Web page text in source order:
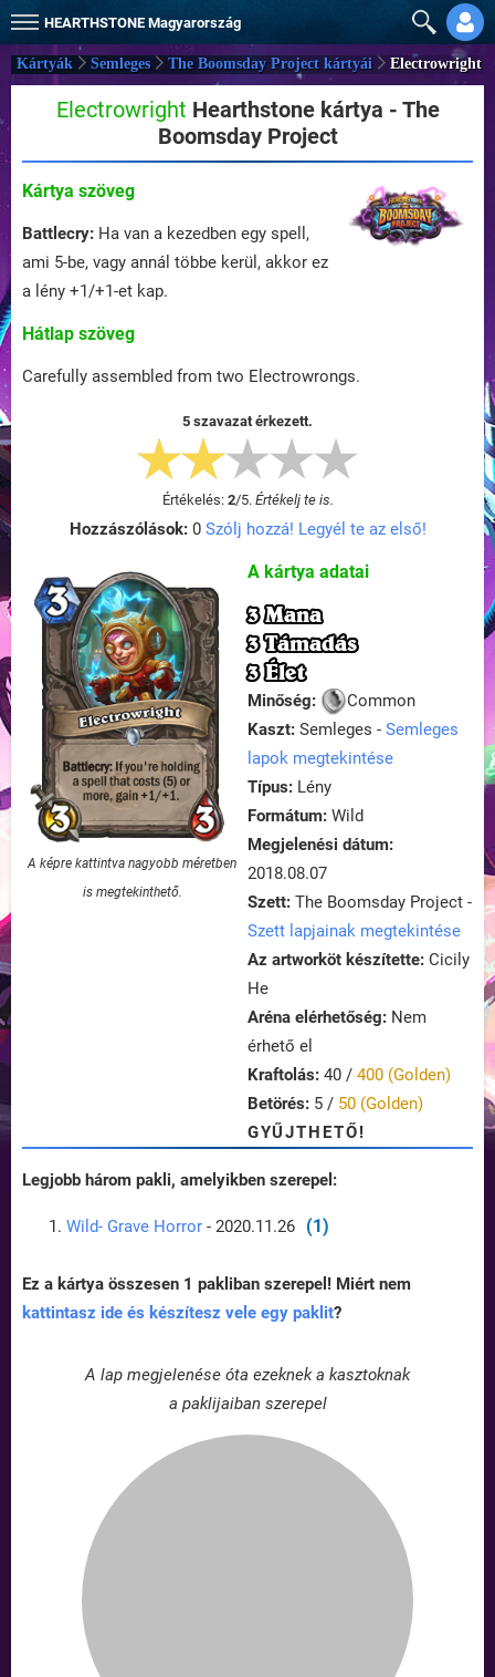
HEARTHSTONE Magyarország
Kártyák Semleges The Boomsday Project kártyái Electrowright
Electrowright Hearthstone kártya - The
Boomsday Project
Kártya szöveg
Battlecry: Ha van a kezedben egy spell,
ami 5-be, vagy annál többe kerül, akkor ez
a lény +1/+1-et kap.
Hátlap szöveg
Carefully assembled from two Electrowrongs.
5 szavazat érkezett.
Értékelés: 2/5. Értékelj te is.
Hozzászólások:0 Szólj hozzá! Legyél te az első!
A képre kattintva nagyobb méretben
is megtekinthető.
A kártya adatai
3 Mana
3 Támadás
3 Élet
Minőség:
Common
Kaszt: Semleges - Semleges
lapok megtekintése
Típus: Lény
Formátum: Wild
Megjelenési dátum:
2018.08.07
Szett: The Boomsday Project -
Szett lapjainak megtekintése
Az artworköt készítette: Cicily
He
Aréna elérhetőség: Nem
érhető el
Kraftolás: 40 / 400 (Golden)
Betörés: 5 / 50 (Golden)
GYŰJTHETŐ!
Legjobb három pakli, amelyikben szerepel:
Wild- Grave Horror - 2020.11.26 (1)
Ez a kártya összesen 1 pakliban szerepel! Miért nem
kattintasz ide és készítesz vele egy paklit?
A lap megjelenése óta ezeknek a kasztoknak
a paklijaiban szerepel